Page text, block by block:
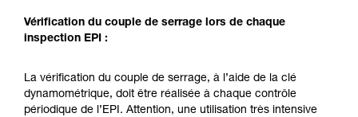
Vérification du couple de serrage lors de chaque
inspection EPI :
La vérification du couple de serrage, à l’aide de la clé
dynamométrique, doit être réalisée à chaque contrôle
périodique de l’EPI. Attention, une utilisation très intensive